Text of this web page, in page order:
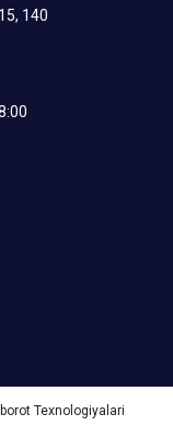
140
Texnologiyalari